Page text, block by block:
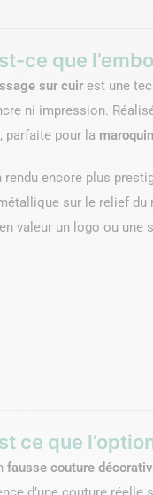
ce que
sur cuirest une
ni impression.
parfaite pour la
rendu encore plus
sur le relief du
valeur un logo ou une
ce que
fausse couture